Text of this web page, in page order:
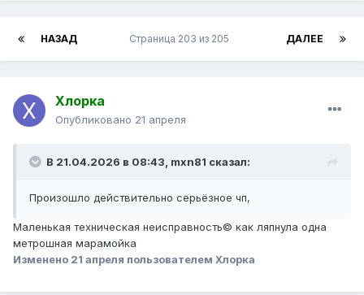
НАЗАД ДАЛЕЕ
Страница 203 из 205
Хлорка
Опубликовано 21 апреля
В 21.04.2026 в 08:43, mxn81 сказал:
Произошло действительно серьёзное чп,
Маленькая техническая неисправность© как ляпнула одна
метрошная марамойка
Изменено 21 апреля пользователем Хлорка